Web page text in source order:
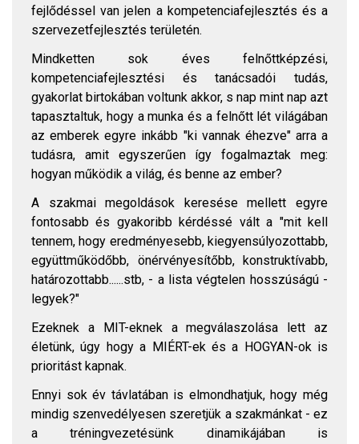
fejlődéssel van jelen a kompetenciafejlesztés és a
szervezetfejlesztés területén.
Mindketten sok éves felnőttképzési,
kompetenciafejlesztési és tanácsadói tudás,
gyakorlat birtokában voltunk akkor, s nap mint nap azt
tapasztaltuk, hogy a munka és a felnőtt lét világában
az emberek egyre inkább "ki vannak éhezve" arra a
tudásra, amit egyszerűen így fogalmaztak meg:
hogyan működik a világ, és benne az ember?
A szakmai megoldások keresése mellett egyre
fontosabb és gyakoribb kérdéssé vált a "mit kell
tennem, hogy eredményesebb, kiegyensúlyozottabb,
együttműködőbb, önérvényesítőbb, konstruktívabb,
határozottabb......stb, - a lista végtelen hosszúságú -
legyek?"
Ezeknek a MIT-eknek a megválaszolása lett az
életünk, úgy hogy a MIÉRT-ek és a HOGYAN-ok is
prioritást kapnak.
Ennyi sok év távlatában is elmondhatjuk, hogy még
mindig szenvedélyesen szeretjük a szakmánkat - ez
a tréningvezetésünk dinamikájában is